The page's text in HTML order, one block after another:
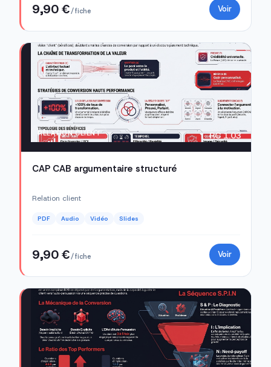
9,90 €/ fiche Voir
RELATION CLIENT RC 1.03
CAP CAB argumentaire structuré
Relation client
PDF Audio Vidéo Slides
9,90 €/ fiche Voir